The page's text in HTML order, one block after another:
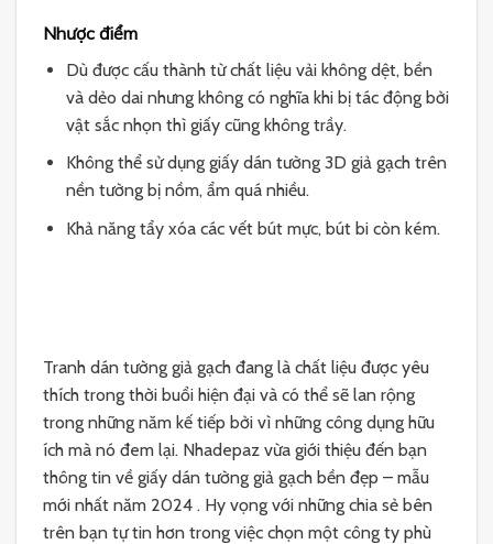
Nhược điểm
Dù được cấu thành từ chất liệu vải không dệt, bền
và dẻo dai nhưng không có nghĩa khi bị tác động bởi
vật sắc nhọn thì giấy cũng không trầy.
Không thể sử dụng giấy dán tường 3D giả gạch trên
nền tường bị nồm, ẩm quá nhiều.
Khả năng tẩy xóa các vết bút mực, bút bi còn kém.
Tranh dán tường giả gạch đang là chất liệu được yêu
thích trong thời buổi hiện đại và có thể sẽ lan rộng
trong những năm kế tiếp bởi vì những công dụng hữu
ích mà nó đem lại. Nhadepaz vừa giới thiệu đến bạn
thông tin về giấy dán tường giả gạch bền đẹp – mẫu
mới nhất năm 2024 . Hy vọng với những chia sẻ bên
trên bạn tự tin hơn trong việc chọn một công ty phù